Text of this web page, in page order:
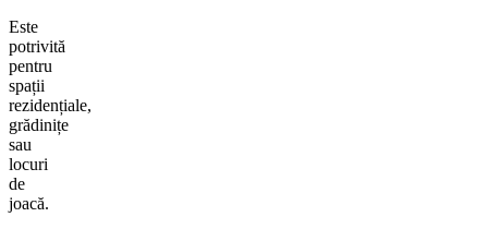
Este
potrivită
pentru
spații
rezidențiale,
grădinițe
sau
locuri
de
joacă.